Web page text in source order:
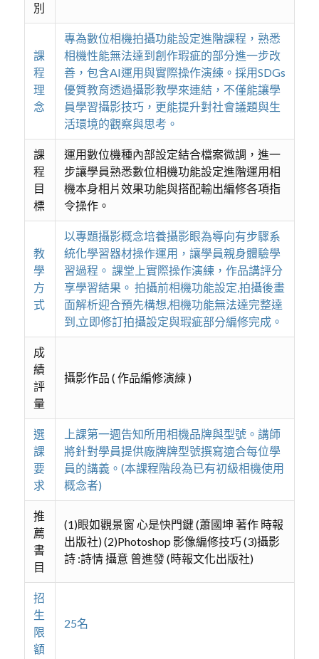
別
課
程
理
念
專為數位相機拍攝功能設定進階課程，熟悉
相機性能無法達到創作瑕疵的部分進一步改
善，包含AI運用與實際操作演練。採用SDGs
優質教育透過攝影教學來連結，不僅能讓學
員學習攝影技巧，更能提升對社會議題與生
活環境的觀察與思考。
課
程
目
標
運用數位機種內部設定結合檔案微調，進一
步讓學員熟悉數位相機功能設定進階運用相
機本身相片效果功能與搭配輸出編修各項指
令操作。
教
學
方
式
以專題攝影概念培養攝影眼為導向有步驟系
統化學習器材操作運用，讓學員親身體驗學
習過程。 課堂上實際操作演練，作品講評分
享學習結果。 拍攝前相機功能設定,拍攝後畫
面解析迎合預先構想,相機功能無法達完整達
到,立即修訂拍攝設定與瑕疵部分編修完成。
成
績
評
量
攝影作品 ( 作品編修演練 )
選
課
要
求
上課第一週告知所用相機品牌與型號。講師
將針對學員提供廠牌牌型號撰寫適合每位學
員的講義。(本課程階段為已有初級相機使用
概念者)
推
薦
書
目
(1)眼如觀景窗 心是快門鍵 (蕭國坤 著作 時報
出版社) (2)Photoshop 影像編修技巧 (3)攝影
詩 :詩情 攝意 曾進發 (時報文化出版社)
招
生
限
額
25名